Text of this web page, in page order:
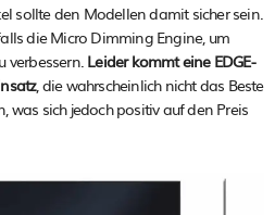
sollte den Modellen damit sicher sein.
die Micro Dimming Engine, um
verbessern. Leider kommt eine EDGE-
, die wahrscheinlich nicht das Beste
was sich jedoch positiv auf den Preis